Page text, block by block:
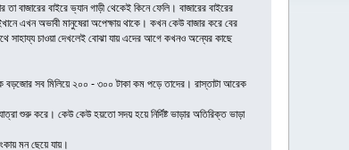
বাইরে ভ্যান গাড়ী থেকেই কিনে ফেলি। বাজারের বাইরের
এখন অভাবী মানুষেরা অপেক্ষায় থাকে। কখন কেউ বাজার করে বের
চাওয়া দেখলেই বোঝা যায় এদের আগে কখনও অন্যের কাছে
বড়জোর সব মিলিয়ে ২০০ - ৩০০ টাকা কম পড়ে তাদের। রাস্তাটা আরেক
যাত্রা শুরু করে। কেউ কেউ হয়তো সদয় হয়ে নির্দিষ্ট ভাড়ার অতিরিক্ত ভাড়া
মন ছেয়ে যায়।